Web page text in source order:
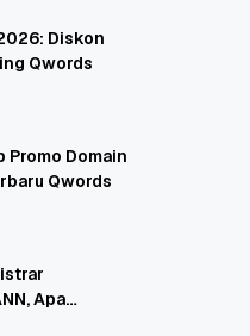
Diskon
Qwords
Promo Domain
Qwords
Apa